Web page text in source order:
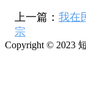
上一篇： 我在
宗
Copyright © 2023